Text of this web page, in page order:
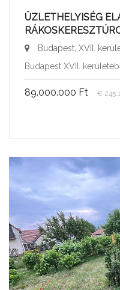
ÜZLETHELYISÉG
Budapest, XVII.
Budapest XVII.
89.000.000 Ft €